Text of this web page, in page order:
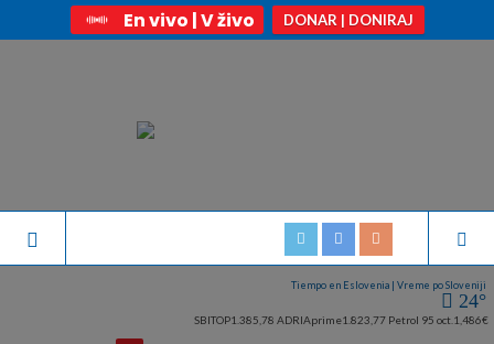
En vivo | V živo DONAR | DONIRAJ
Tiempo en Eslovenia | Vreme po Sloveniji
24°
SBITOP1.385,78 ADRIAprime1.823,77 Petrol 95 oct. 1,486€